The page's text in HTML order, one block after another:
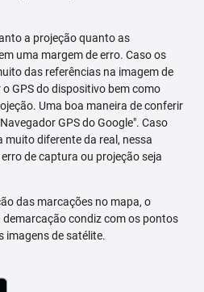
a projeção quanto as
uma margem de erro. Caso os
das referências na imagem de
GPS do dispositivo bem como
Uma boa maneira de conferir
GPS do Google". Caso
diferente da real, nessa
de captura ou projeção seja
das marcações no mapa, o
condiz com os pontos
imagens de satélite.